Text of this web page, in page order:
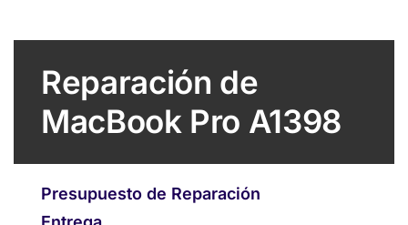
Reparación de
MacBook Pro A1398
Presupuesto de Reparación